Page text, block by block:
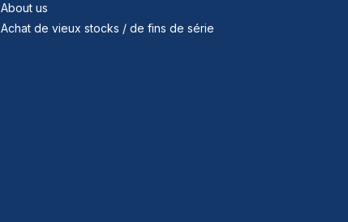
About us
Achat de vieux stocks / de fins de série